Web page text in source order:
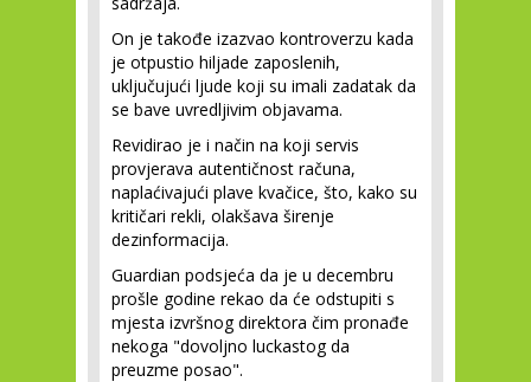
On je takođe izazvao kontroverzu kada
je otpustio hiljade zaposlenih,
uključujući ljude koji su imali zadatak da
se bave uvredljivim objavama.
Revidirao je i način na koji servis
provjerava autentičnost računa,
naplaćivajući plave kvačice, što, kako su
kritičari rekli, olakšava širenje
dezinformacija.
Guardian podsjeća da je u decembru
prošle godine rekao da će odstupiti s
mjesta izvršnog direktora čim pronađe
nekoga "dovoljno luckastog da
preuzme posao".